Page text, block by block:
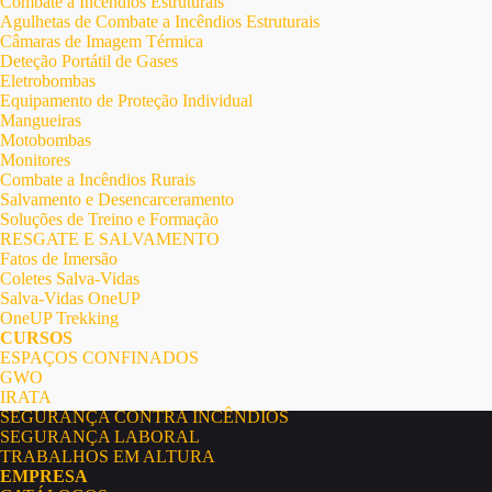
Agulhetas de Combate a Incêndios Estruturais
Câmaras de Imagem Térmica
Deteção Portátil de Gases
Eletrobombas
Equipamento de Proteção Individual
Mangueiras
Motobombas
Monitores
Combate a Incêndios Rurais
Salvamento e Desencarceramento
Soluções de Treino e Formação
RESGATE E SALVAMENTO
Fatos de Imersão
Coletes Salva-Vidas
Salva-Vidas OneUP
OneUP Trekking
CURSOS
ESPAÇOS CONFINADOS
GWO
IRATA
SEGURANÇA CONTRA INCÊNDIOS
SEGURANÇA LABORAL
TRABALHOS EM ALTURA
EMPRESA